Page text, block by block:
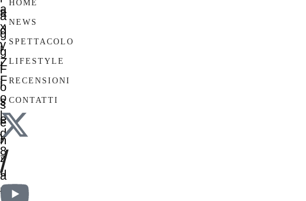
HOME
NEWS
SPETTACOLO
LIFESTYLE
RECENSIONI
CONTATTI
/